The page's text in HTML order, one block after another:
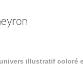
illustratif coloré